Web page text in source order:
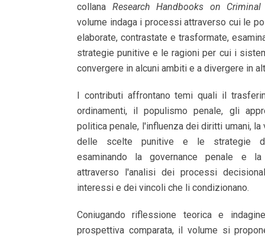
collana Research Handbooks on
volume indaga i processi attraverso cui le
elaborate, contrastate e trasformate,
strategie punitive e le ragioni per cui i
convergere in alcuni ambiti e a divergere in
I contributi affrontano temi quali il
ordinamenti, il populismo penale, gli
politica penale, l'influenza dei diritti umani,
delle scelte punitive e le strategie di
esaminando la governance penale e
attraverso l'analisi dei processi
interessi e dei vincoli che li condizionano.
Coniugando riflessione teorica e
prospettiva comparata, il volume si